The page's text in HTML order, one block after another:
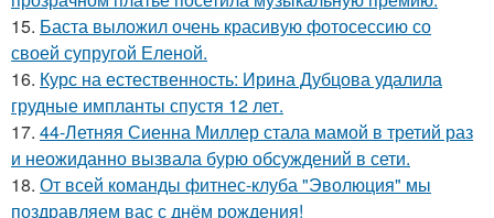
15. Баста выложил очень красивую фотосессию со
своей супругой Еленой.
16. Курс на естественность: Ирина Дубцова удалила
грудные импланты спустя 12 лет.
17. 44-Летняя Сиенна Миллер стала мамой в третий раз
и неожиданно вызвала бурю обсуждений в сети.
18. От всей команды фитнес-клуба "Эволюция" мы
поздравляем вас с днём рождения!